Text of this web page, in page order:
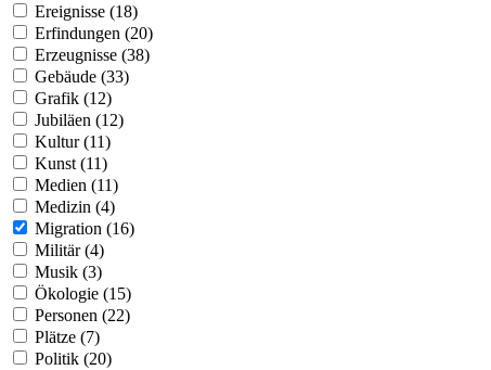
Ereignisse (18)
Erfindungen (20)
Erzeugnisse (38)
Gebäude (33)
Grafik (12)
Jubiläen (12)
Kultur (11)
Kunst (11)
Medien (11)
Medizin (4)
Migration (16)
Militär (4)
Musik (3)
Ökologie (15)
Personen (22)
Plätze (7)
Politik (20)